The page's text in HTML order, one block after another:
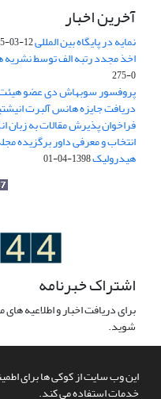
این وب سایت از کوکی ها برای
خدمات استفاده می کند.
آخرین اخبار
نمایه در پایگاه بین المللی DOAJ03-12
اخذ مجدد رتبه الف توسط نشریه
0-275
پروفسور سوبهاش دی عضو هیئت
دریافت جایزه هانس آلبرت انیشتین
فراخوان پذیرش مقالات به زبان
انتخاب و معرفی داور برگزیده
هیدرولیک1398-04-01
اشتراک خبرنامه
برای دریافت اخبار و اطلاعیه
شوید.